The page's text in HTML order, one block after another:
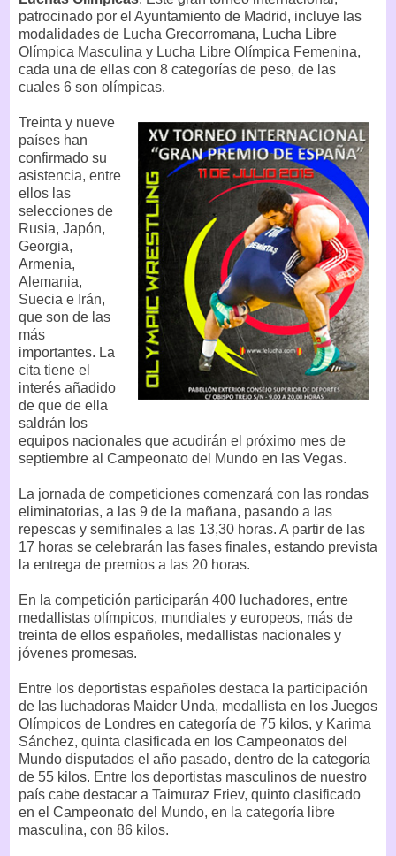
patrocinado por el Ayuntamiento de Madrid, incluye las
modalidades de Lucha Grecorromana, Lucha Libre
Olímpica Masculina y Lucha Libre Olímpica Femenina,
cada una de ellas con 8 categorías de peso, de las
cuales 6 son olímpicas.
Treinta y nueve
países han
confirmado su
asistencia, entre
ellos las
selecciones de
Rusia, Japón,
Georgia,
Armenia,
Alemania,
Suecia e Irán,
que son de las
más
importantes. La
cita tiene el
interés añadido
de que de ella
saldrán los
equipos nacionales que acudirán el próximo mes de
septiembre al Campeonato del Mundo en las Vegas.
La jornada de competiciones comenzará con las rondas
eliminatorias, a las 9 de la mañana, pasando a las
repescas y semifinales a las 13,30 horas. A partir de las
17 horas se celebrarán las fases finales, estando prevista
la entrega de premios a las 20 horas.
En la competición participarán 400 luchadores, entre
medallistas olímpicos, mundiales y europeos, más de
treinta de ellos españoles, medallistas nacionales y
jóvenes promesas.
Entre los deportistas españoles destaca la participación
de las luchadoras Maider Unda, medallista en los Juegos
Olímpicos de Londres en categoría de 75 kilos, y Karima
Sánchez, quinta clasificada en los Campeonatos del
Mundo disputados el año pasado, dentro de la categoría
de 55 kilos. Entre los deportistas masculinos de nuestro
país cabe destacar a Taimuraz Friev, quinto clasificado
en el Campeonato del Mundo, en la categoría libre
masculina, con 86 kilos.